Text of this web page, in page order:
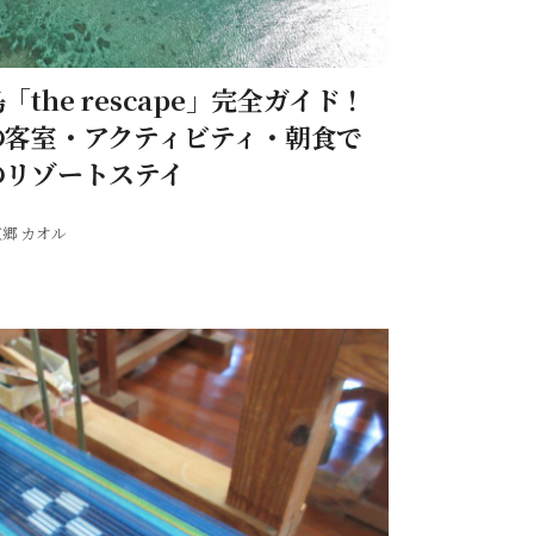
the rescape」完全ガイド！
室・アクティビティ・朝食で
ゾートステイ
カオル